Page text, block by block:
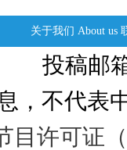
关于我们 About us
投稿邮
，不代表
目许可证